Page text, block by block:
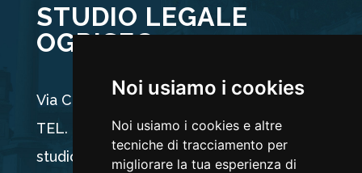
Noi usiamo i cookies
Noi usiamo i cookies e altre
tecniche di tracciamento per
migliorare la tua esperienza di
STUDIO LEGALE
OGRISEG
Via Carducci 44, 33100 Udine
TEL. +39 0432 512704
studio@ogriseg.legal